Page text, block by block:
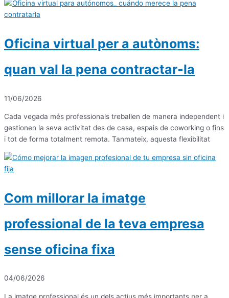
Oficina virtual per a autònoms:
quan val la pena contractar-la
11/06/2026
Cada vegada més professionals treballen de manera independent i
gestionen la seva activitat des de casa, espais de coworking o fins
i tot de forma totalment remota. Tanmateix, aquesta flexibilitat
Com millorar la imatge
professional de la teva empresa
sense oficina fixa
04/06/2026